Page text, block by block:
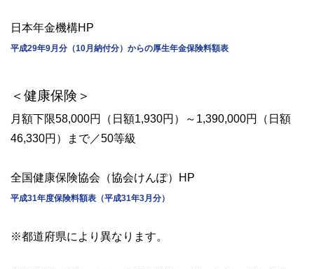
日本年金機構HP
平成29年9月分（10月納付分）からの厚生年金保険料額表
＜健康保険＞
月額下限58,000円（日額1,930円）～1,390,000円（日額
46,330円）まで／50等級
全国健康保険協会（協会けんぽ）HP
平成31年度保険料額表（平成31年3月分）
※都道府県により異なります。